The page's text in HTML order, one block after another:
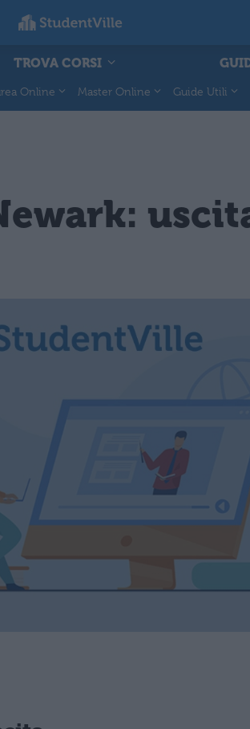
TROVA CORSI
Online Master Online Guide Utili